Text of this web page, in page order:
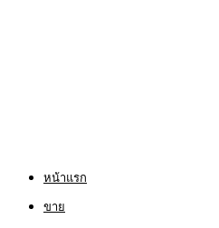
หน้าแรก
ขาย